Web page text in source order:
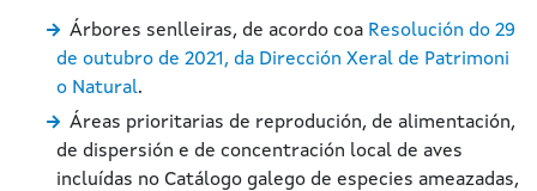
Árbores senlleiras, de acordo coa Resolución do 29
de outubro de 2021, da Dirección Xeral de Patrimoni
o Natural.
Áreas prioritarias de reprodución, de alimentación,
de dispersión e de concentración local de aves
incluídas no Catálogo galego de especies ameazadas,